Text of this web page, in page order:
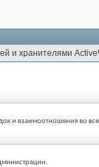
и хранителями
и взаимоотношения во